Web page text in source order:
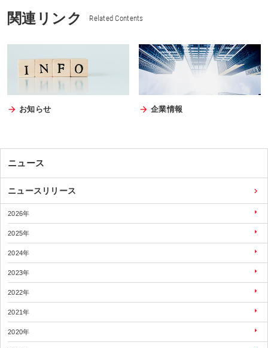
ニュース
ニュースリリース
2026年
2025年
2024年
2023年
2022年
2021年
2020年
関連リンク Related Contents
お知らせ 企業情報